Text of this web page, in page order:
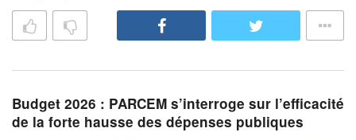
Budget 2026 : PARCEM s’interroge sur l’efficacité
de la forte hausse des dépenses publiques